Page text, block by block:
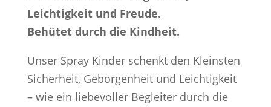
Leichtigkeit und Freude.
Behütet durch die Kindheit.
Unser Spray Kinder schenkt den Kleinsten
Sicherheit, Geborgenheit und Leichtigkeit
– wie ein liebevoller Begleiter durch die